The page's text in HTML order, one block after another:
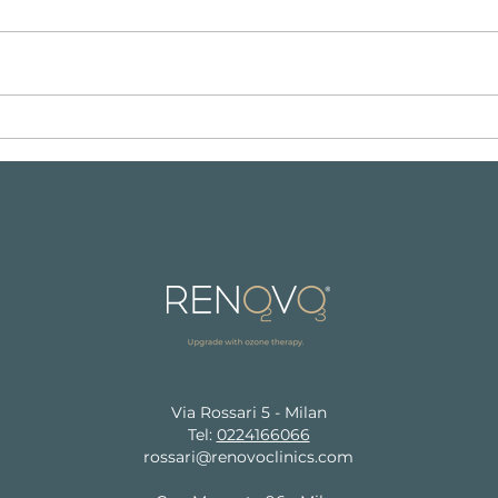
Via Rossari 5 - Milan
Tel: 0224166066
rossari@renovoclinics.com